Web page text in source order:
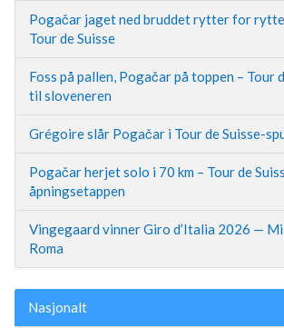
Pogačar jaget ned bruddet rytter for
Tour de Suisse
Foss på pallen, Pogačar på toppen – Tour
til sloveneren
Grégoire slår Pogačar i Tour de Suisse-
Pogačar herjet solo i 70 km – Tour de
åpningsetappen
Vingegaard vinner Giro d’Italia 2026 —
Roma
Nasjonalt